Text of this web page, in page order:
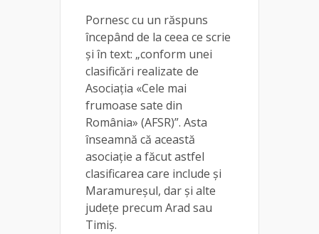
Pornesc cu un răspuns
începând de la ceea ce scrie
și în text: „conform unei
clasificări realizate de
Asociația «Cele mai
frumoase sate din
România» (AFSR)”. Asta
înseamnă că această
asociație a făcut astfel
clasificarea care include și
Maramureșul, dar și alte
județe precum Arad sau
Timiș.